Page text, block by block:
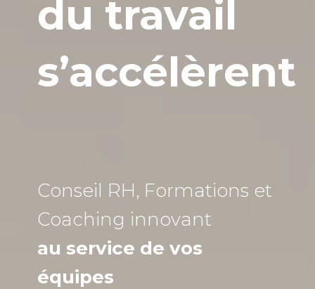
du travail
s’accélèrent
Conseil RH, Formations et
Coaching innovant
au service de vos
équipes